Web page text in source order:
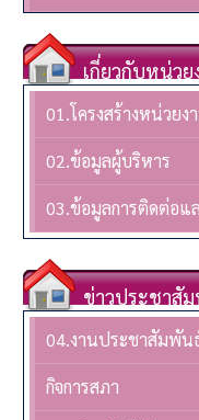
เกี่ยวกับหน่วย
01.โครงสร้างหน่วยง
02.ข้อมูลผู้บริหาร
03.ข้อมูลการติดต่อแ
ข่าวประชาสั
04.งานประชาสัมพัน
กิจการสภา